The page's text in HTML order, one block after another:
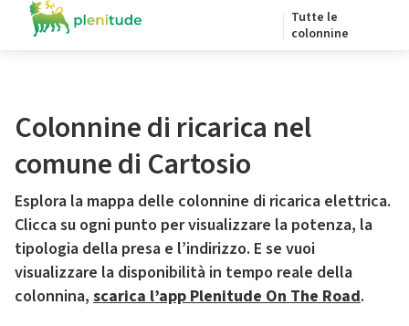
Tutte le
colonnine
Colonnine di ricarica nel
comune di Cartosio
Esplora la mappa delle colonnine di ricarica elettrica.
Clicca su ogni punto per visualizzare la potenza, la
tipologia della presa e l’indirizzo. E se vuoi
visualizzare la disponibilità in tempo reale della
colonnina, scarica l’app Plenitude On The Road.